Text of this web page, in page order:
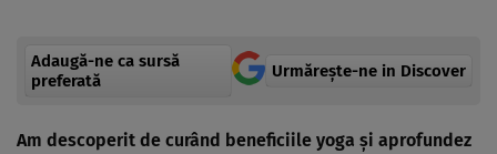
Adaugă-ne ca sursă
preferată
Urmărește-ne in Discover
Am descoperit de curând beneficiile yoga şi aprofundez